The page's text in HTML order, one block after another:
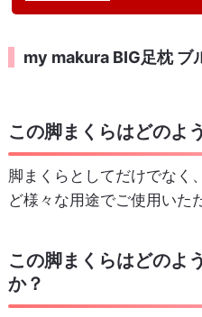
my makura BIG足枕 ブ
この脚まくらはどのよ
脚まくらとしてだけでなく
ど様々な用途でご使用いた
この脚まくらはどのよ
か？